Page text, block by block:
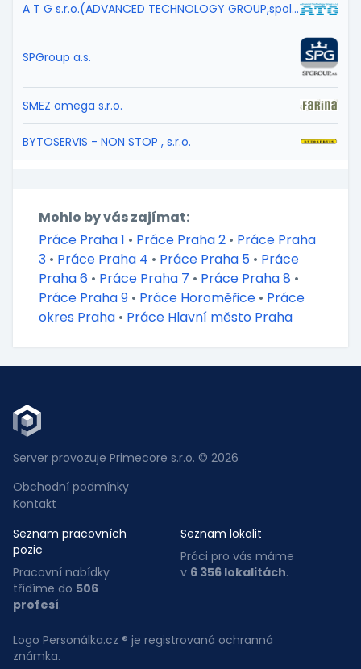
A T G s.r.o.(ADVANCED TECHNOLOGY GROUP,spol.s r.o.)
SPGroup a.s.
SMEZ omega s.r.o.
BYTOSERVIS - NON STOP , s.r.o.
Mohlo by vás zajímat:
Práce Praha 1 • Práce Praha 2 • Práce Praha
3 • Práce Praha 4 • Práce Praha 5 • Práce
Praha 6 • Práce Praha 7 • Práce Praha 8 •
Práce Praha 9 • Práce Horoměřice • Práce
okres Praha • Práce Hlavní město Praha
Server provozuje Primecore s.r.o. © 2026
Obchodní podmínky
Kontakt
Seznam pracovních
pozic
Pracovní nabídky
třídíme do 506
profesí.
Seznam lokalit
Práci pro vás máme
v 6 356 lokalitách.
Logo Personálka.cz ® je registrovaná ochranná
známka.